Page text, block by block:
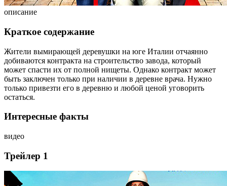
описание
Краткое содержание
Жители вымирающей деревушки на юге Италии отчаянно
добиваются контракта на строительство завода, который
может спасти их от полной нищеты. Однако контракт может
быть заключен только при наличии в деревне врача. Нужно
только привезти его в деревню и любой ценой уговорить
остаться.
Интересные факты
видео
Трейлер 1